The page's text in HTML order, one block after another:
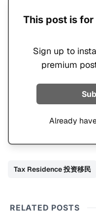
This post is
Sign up to
premium
Already
Tax Residence 投资移民
RELATED POSTS